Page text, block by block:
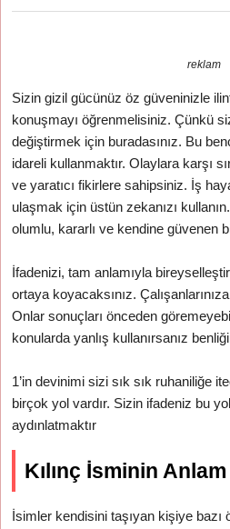
reklam
Sizin gizil gücünüz öz güveninizle
konuşmayı öğrenmelisiniz. Çünkü
değiştirmek için buradasınız. Bu
idareli kullanmaktır. Olaylara karşı
ve yaratıcı fikirlere sahipsiniz. İş
ulaşmak için üstün zekanızı
olumlu, kararlı ve kendine güvenen
İfadenizi, tam anlamıyla
ortaya koyacaksınız. Çalışanlarınıza
Onlar sonuçları önceden
konularda yanlış kullanırsanız
1’in devinimi sizi sık sık ruhaniliğe
birçok yol vardır. Sizin ifadeniz bu
aydınlatmaktır
Kılınç İsminin
İsimler kendisini taşıyan kişiye bazı